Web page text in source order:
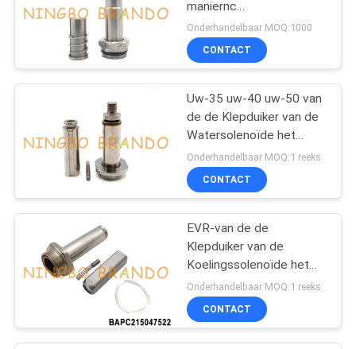
OFFERTE
COMPANY
NEWS
SITEMAP
PRIVACYBELEID
maniernc
Koffiezetapparaat van de
de Klepduiker de
Buisassemblage
Onderhandelbaar MOQ:1000
CONTACT
Uw-35 uw-40 uw-50 van
de de Klepduiker van de
Watersolenoïde het
Ankerbuis
Onderhandelbaar MOQ:1 reeks
CONTACT
EVR-van de de
Klepduiker van de
Koelingssolenoïde het
Type van de
Assemblagedanfoss
Onderhandelbaar MOQ:1 reeks
CONTACT